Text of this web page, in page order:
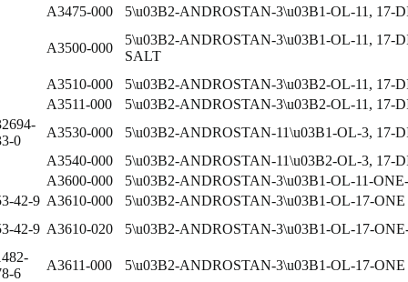
A3475-000 5\u03B2-ANDROSTAN-3\u03B1-OL-11, 17-
A3500-000
5\u03B2-ANDROSTAN-3\u03B1-OL-11, 17-
SALT
A3510-000
5\u03B2-ANDROSTAN-3\u03B2-OL-11, 17-
A3511-000
5\u03B2-ANDROSTAN-3\u03B2-OL-11, 17-
0
A3530-000
5\u03B2-ANDROSTAN-11\u03B1-OL-3, 17-
A3540-000
5\u03B2-ANDROSTAN-11\u03B2-OL-3, 17-
A3600-000
5\u03B2-ANDROSTAN-3\u03B1-OL-11-
42-9 A3610-000
5\u03B2-ANDROSTAN-3\u03B1-OL-17-ONE
42-9 A3610-020
5\u03B2-ANDROSTAN-3\u03B1-OL-17-
6
A3611-000
5\u03B2-ANDROSTAN-3\u03B1-OL-17-